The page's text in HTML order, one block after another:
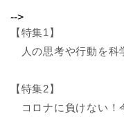
-->
【特集1】
人の思考や行動を科
【特集2】
コロナに負けない！